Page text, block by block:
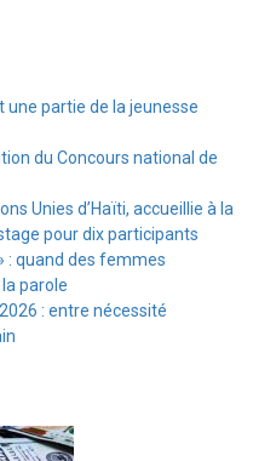
une partie de la jeunesse
du Concours national de
Unies d’Haïti, accueillie à la
pour dix participants
: quand des femmes
parole
: entre nécessité